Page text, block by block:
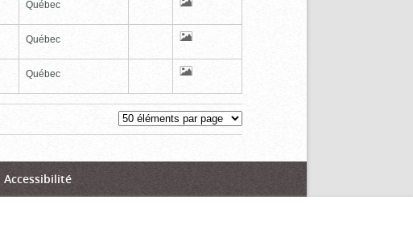
Québec
Québec
Québec
Accessibilité